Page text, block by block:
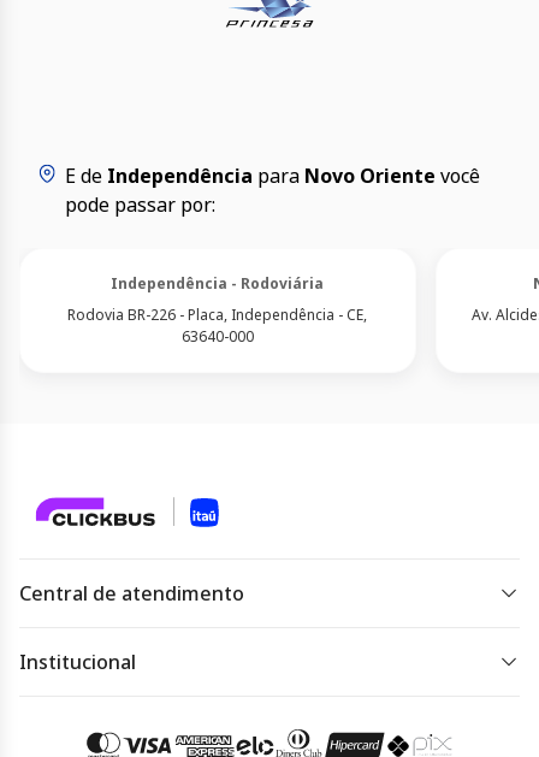
E de Independência para Novo Oriente você
pode passar por:
Independência - Rodoviária
Rodovia BR-226 - Placa, Independência - CE,
63640-000
Av.
Central de atendimento
Sábado, domingo e feriado das 09h às 18h.
atendimento
Institucional
Regulamento de ofertas